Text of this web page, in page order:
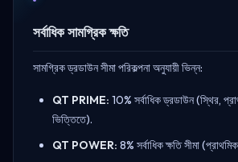
সর্বাধিক সামগ্রিক ক্ষতি
সামগ্রিক ড্রডাউন সীমা পরিকল্পনা অনুযায়ী ভিন্ন:
QT PRIME: 10% সর্বাধিক ড্রডাউন (স্থির,
ভিত্তিতে).
QT POWER: 8% সর্বাধিক ক্ষতি সীমা